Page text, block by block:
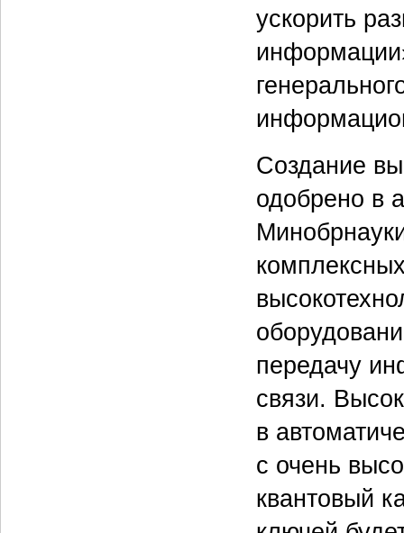
ускорить
Создание
одобрено в
передачу
связи.
в
с очень
квантовый